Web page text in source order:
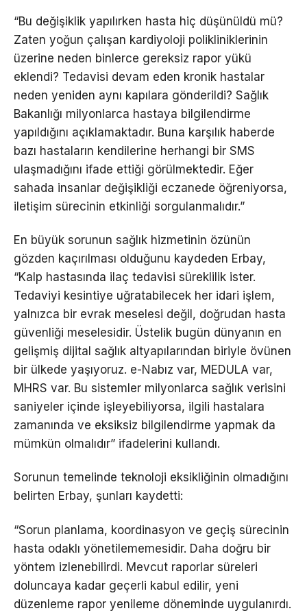
“Bu değişiklik yapılırken hasta hiç düşünüldü mü?
Zaten yoğun çalışan kardiyoloji polikliniklerinin
üzerine neden binlerce gereksiz rapor yükü
eklendi? Tedavisi devam eden kronik hastalar
neden yeniden aynı kapılara gönderildi? Sağlık
Bakanlığı milyonlarca hastaya bilgilendirme
yapıldığını açıklamaktadır. Buna karşılık haberde
bazı hastaların kendilerine herhangi bir SMS
ulaşmadığını ifade ettiği görülmektedir. Eğer
sahada insanlar değişikliği eczanede öğreniyorsa,
iletişim sürecinin etkinliği sorgulanmalıdır.”
En büyük sorunun sağlık hizmetinin özünün
gözden kaçırılması olduğunu kaydeden Erbay,
“Kalp hastasında ilaç tedavisi süreklilik ister.
Tedaviyi kesintiye uğratabilecek her idari işlem,
yalnızca bir evrak meselesi değil, doğrudan hasta
güvenliği meselesidir. Üstelik bugün dünyanın en
gelişmiş dijital sağlık altyapılarından biriyle övünen
bir ülkede yaşıyoruz. e-Nabız var, MEDULA var,
MHRS var. Bu sistemler milyonlarca sağlık verisini
saniyeler içinde işleyebiliyorsa, ilgili hastalara
zamanında ve eksiksiz bilgilendirme yapmak da
mümkün olmalıdır” ifadelerini kullandı.
Sorunun temelinde teknoloji eksikliğinin olmadığını
belirten Erbay, şunları kaydetti:
“Sorun planlama, koordinasyon ve geçiş sürecinin
hasta odaklı yönetilememesidir. Daha doğru bir
yöntem izlenebilirdi. Mevcut raporlar süreleri
doluncaya kadar geçerli kabul edilir, yeni
düzenleme rapor yenileme döneminde uygulanırdı.